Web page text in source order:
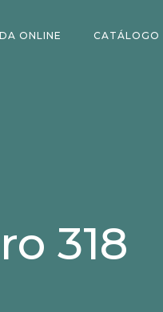
ONLINE CATÁLOGO
318